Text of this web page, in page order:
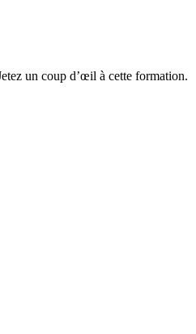
un coup d’œil à cette formation.